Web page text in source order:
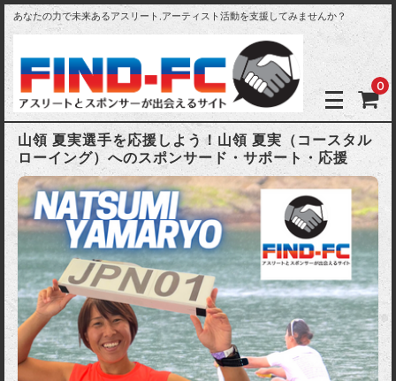
あなたの力で未来あるアスリート,アーティスト活動を支援してみませんか？
0
山領 夏実選手を応援しよう！山領 夏実（コースタル
ローイング）へのスポンサード・サポート・応援